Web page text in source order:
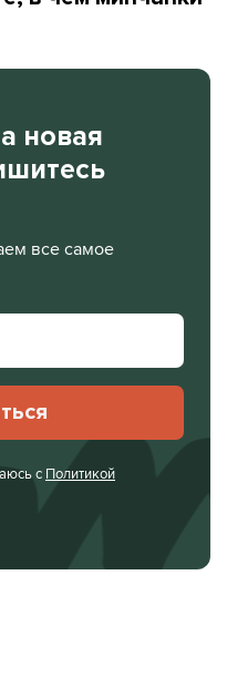
новая
все самое
с Политикой